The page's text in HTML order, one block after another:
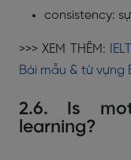
consistency:
>>> XEM THÊM:
Bài mẫu & từ vựng
2.6. Is
learning?